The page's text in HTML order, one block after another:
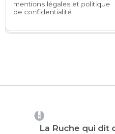
mentions légales et politique
de confidentialité
La Ruche qui dit